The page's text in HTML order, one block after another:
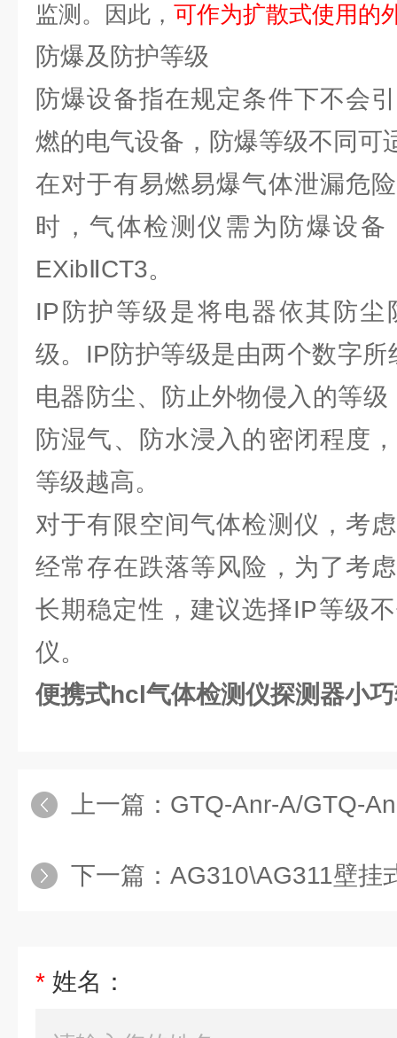
监测。因此， 可作为扩散式使用的
防爆及防护等级
防爆设备指在规定条件下不会
燃的电气设备，防爆等级不同可
在对于有易燃易爆气体泄漏危
时，气体检测仪需为防爆设
EXibⅡCT3。
IP防护等级是将电器依其防
级。IP防护等级是由两个数字
电器防尘、防止外物侵入的等
防湿气、防水浸入的密闭程度
等级越高。
对于有限空间气体检测仪，考
经常存在跌落等风险，为了考
长期稳定性，建议选择IP等级
仪。
便携式hcl气体检测仪探测器小
上一篇： GTQ-Anr-A/GTQ-Anr-D工业
下一篇： AG310\AG311壁挂式
* 姓名：